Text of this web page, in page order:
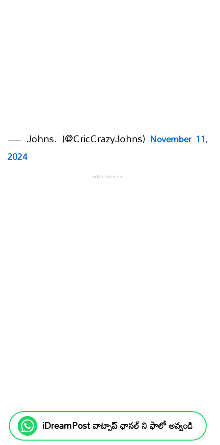
— Johns. (@CricCrazyJohns) November 11,
2024
iDreamPost వాట్సాప్ ఛానల్ ని ఫాలో అవ్వండి